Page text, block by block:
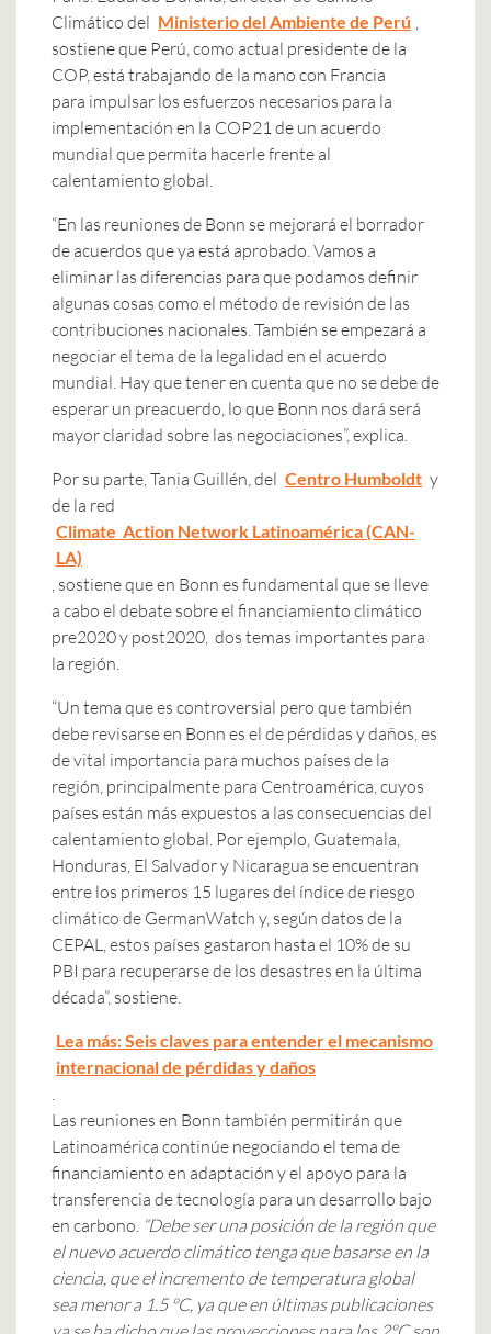
Climático del Ministerio del Ambiente de Perú
sostiene que Perú, como actual presidente de la
COP, está trabajando de la mano con Francia
para impulsar los esfuerzos necesarios para la
implementación en la COP21 de un acuerdo
mundial que permita hacerle frente al
calentamiento global.
“En las reuniones de Bonn se mejorará el borrador
de acuerdos que ya está aprobado. Vamos a
eliminar las diferencias para que podamos definir
algunas cosas como el método de revisión de las
contribuciones nacionales. También se empezará a
negociar el tema de la legalidad en el acuerdo
mundial. Hay que tener en cuenta que no se debe de
esperar un preacuerdo, lo que Bonn nos dará será
mayor claridad sobre las negociaciones”, explica.
Por su parte, Tania Guillén, del Centro Humboldt y
de la red
Climate Action Network Latinoamérica (CAN-
LA)
, sostiene que en Bonn es fundamental que se lleve
a cabo el debate sobre el financiamiento climático
pre2020 y post2020, dos temas importantes para
la región.
“Un tema que es controversial pero que también
debe revisarse en Bonn es el de pérdidas y daños, es
de vital importancia para muchos países de la
región, principalmente para Centroamérica, cuyos
países están más expuestos a las consecuencias del
calentamiento global. Por ejemplo, Guatemala,
Honduras, El Salvador y Nicaragua se encuentran
entre los primeros 15 lugares del índice de riesgo
climático de GermanWatch y, según datos de la
CEPAL, estos países gastaron hasta el 10% de su
PBI para recuperarse de los desastres en la última
década”, sostiene.
Lea más: Seis claves para entender el mecanismo
internacional de pérdidas y daños
Las reuniones en Bonn también permitirán que
Latinoamérica continúe negociando el tema de
financiamiento en adaptación y el apoyo para la
transferencia de tecnología para un desarrollo bajo
en carbono. “Debe ser una posición de la región que
el nuevo acuerdo climático tenga que basarse en la
ciencia, que el incremento de temperatura global
sea menor a 1.5 ºC, ya que en últimas publicaciones